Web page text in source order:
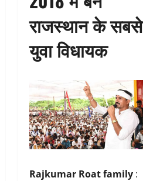
राजस्थान के सबसे
युवा विधायक
Rajkumar Roat family :